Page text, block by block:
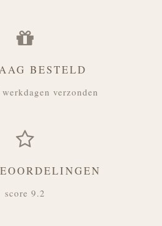
BESTELD
verzonden
score 9.2